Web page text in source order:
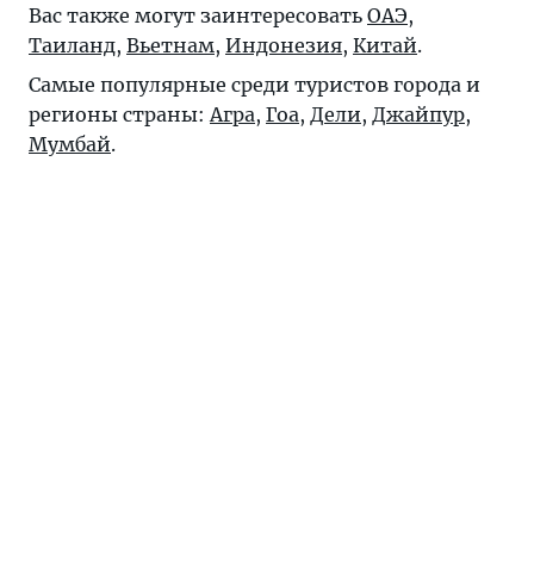
Вас также могут заинтересовать ОАЭ,
Таиланд, Вьетнам, Индонезия, Китай.
Самые популярные среди туристов города и
регионы страны:Агра, Гоа, Дели, Джайпур,
Мумбай.